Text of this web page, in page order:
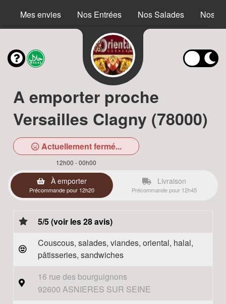
Mes envies Nos Entrées Nos Salades Nos
A emporter proche
Versailles Clagny (78000)
Actuellement fermé...
12h00 - 00h00
À emporter
Précommande pour 12h20
Livraison
Précommande pour 12h45
5/5 (voir les 28 avis)
Couscous, salades, viandes, oriental, halal,
pâtisseries, sandwiches
16 rue des bourguignons
92600 ASNIERES SUR SEINE